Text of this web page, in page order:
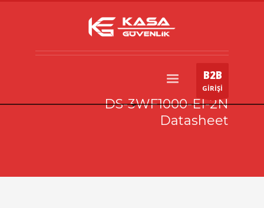
B2B
GİRİŞİ
DS-3WF1000-EI-2N
Datasheet